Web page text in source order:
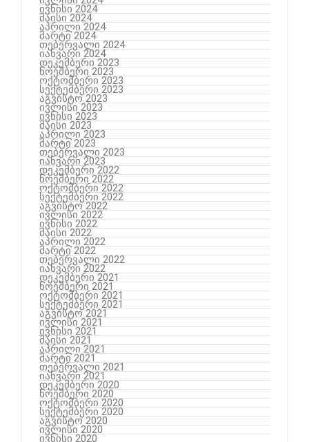
ივნისი 2024
მაისი 2024
აპრილი 2024
მარტი 2024
თებერვალი 2024
იანვარი 2024
დეკემბერი 2023
ნოემბერი 2023
ოქტომბერი 2023
სექტემბერი 2023
აგვისტო 2023
ივლისი 2023
ივნისი 2023
მაისი 2023
აპრილი 2023
მარტი 2023
თებერვალი 2023
იანვარი 2023
დეკემბერი 2022
ნოემბერი 2022
ოქტომბერი 2022
სექტემბერი 2022
აგვისტო 2022
ივლისი 2022
ივნისი 2022
მაისი 2022
აპრილი 2022
მარტი 2022
თებერვალი 2022
იანვარი 2022
დეკემბერი 2021
ნოემბერი 2021
ოქტომბერი 2021
სექტემბერი 2021
აგვისტო 2021
ივლისი 2021
ივნისი 2021
მაისი 2021
აპრილი 2021
მარტი 2021
თებერვალი 2021
იანვარი 2021
დეკემბერი 2020
ნოემბერი 2020
ოქტომბერი 2020
სექტემბერი 2020
აგვისტო 2020
ივლისი 2020
ივნისი 2020